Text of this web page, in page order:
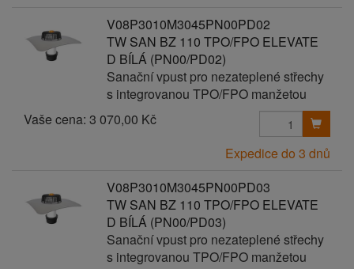
V08P3010M3045PN00PD02
TW SAN BZ 110 TPO/FPO ELEVATE
D BÍLÁ (PN00/PD02)
Sanační vpust pro nezateplené střechy
s integrovanou TPO/FPO manžetou
Vaše cena: 3 070,00 Kč
Expedice do 3 dnů
V08P3010M3045PN00PD03
TW SAN BZ 110 TPO/FPO ELEVATE
D BÍLÁ (PN00/PD03)
Sanační vpust pro nezateplené střechy
s integrovanou TPO/FPO manžetou